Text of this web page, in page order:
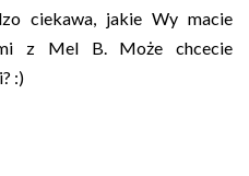
ciekawa, jakie Wy macie
z Mel B. Może chcecie
:)